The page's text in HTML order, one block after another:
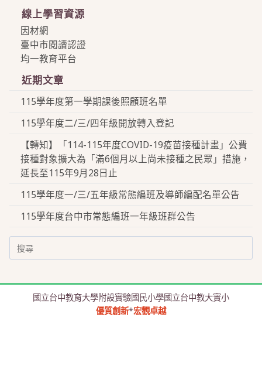
線上學習資源
因材網
臺中市閱讀認證
均一教育平台
近期文章
115學年度第一學期課後照顧班名單
115學年度二/三/四年級開放轉入登記
【轉知】「114-115年度COVID-19疫苗接種計畫」公費
接種對象擴大為「滿6個月以上尚未接種之民眾」措施，
延長至115年9月28日止
115學年度一/三/五年級常態編班及導師編配名單公告
115學年度台中市常態編班一年級班群公告
Search
for:
國立台中教育大學附設實驗國民小學國立台中教大實小
優質創新*宏觀卓越